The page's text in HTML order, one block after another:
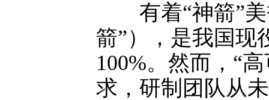
有着“神箭”美
箭”），是我国现
100%。然而，“
求，研制团队从